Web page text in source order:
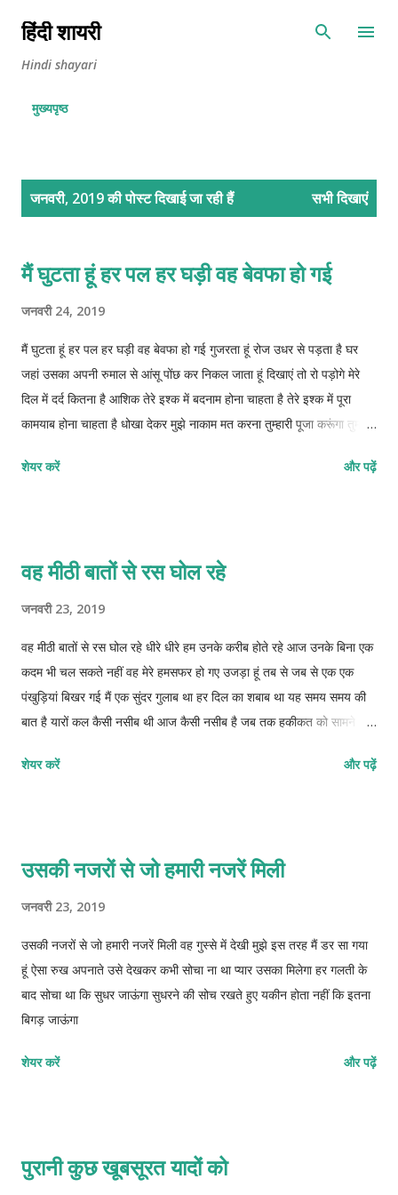
हिंदी शायरी
Hindi shayari
मुख्यपृष्ठ
जनवरी, 2019 की पोस्ट दिखाई जा रही हैं सभी दिखाएं
मैं घुटता हूं हर पल हर घड़ी वह बेवफा हो गई
जनवरी 24, 2019
मैं घुटता हूं हर पल हर घड़ी वह बेवफा हो गई गुजरता हूं रोज उधर से पड़ता है घर
जहां उसका अपनी रुमाल से आंसू पोंछ कर निकल जाता हूं दिखाएं तो रो पड़ोगे मेरे
दिल में दर्द कितना है आशिक तेरे इश्क में बदनाम होना चाहता है तेरे इश्क में पूरा
कामयाब होना चाहता है धोखा देकर मुझे नाकाम मत करना तुम्हारी पूजा करूंगा तुम
शेयर करें और पढ़ें
वह मीठी बातों से रस घोल रहे
जनवरी 23, 2019
वह मीठी बातों से रस घोल रहे धीरे धीरे हम उनके करीब होते रहे आज उनके बिना एक
कदम भी चल सकते नहीं वह मेरे हमसफर हो गए उजड़ा हूं तब से जब से एक एक
पंखुड़ियां बिखर गई मैं एक सुंदर गुलाब था हर दिल का शबाब था यह समय समय की
बात है यारों कल कैसी नसीब थी आज कैसी नसीब है जब तक हकीकत को सामने
की कोशिश किए जा रहे हो
शेयर करें और पढ़ें
उसकी नजरों से जो हमारी नजरें मिली
जनवरी 23, 2019
उसकी नजरों से जो हमारी नजरें मिली वह गुस्से में देखी मुझे इस तरह मैं डर सा गया
हूं ऐसा रुख अपनाते उसे देखकर कभी सोचा ना था प्यार उसका मिलेगा हर गलती के
बाद सोचा था कि सुधर जाऊंगा सुधरने की सोच रखते हुए यकीन होता नहीं कि इतना
बिगड़ जाऊंगा
शेयर करें और पढ़ें
पुरानी कुछ खूबसूरत यादों को